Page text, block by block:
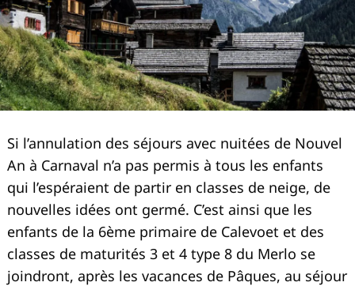
Si l’annulation des séjours avec nuitées de Nouvel
An à Carnaval n’a pas permis à tous les enfants
qui l’espéraient de partir en classes de neige, de
nouvelles idées ont germé. C’est ainsi que les
enfants de la 6ème primaire de Calevoet et des
classes de maturités 3 et 4 type 8 du Merlo se
joindront, après les vacances de Pâques, au séjour